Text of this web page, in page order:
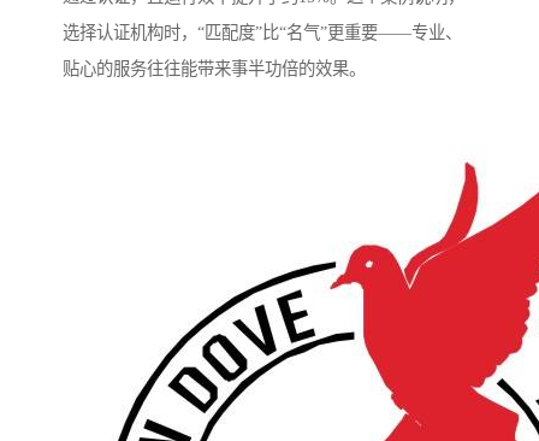
选择认证机构时，“匹配度”比“名气”更重要——专业、
贴心的服务往往能带来事半功倍的效果。